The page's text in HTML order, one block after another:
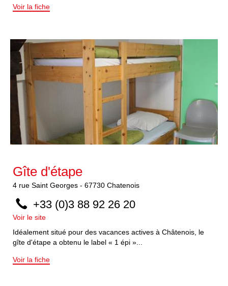
Voir la fiche
Gîte d'étape
4 rue Saint Georges - 67730 Chatenois
+33 (0)3 88 92 26 20
Voir le site
Idéalement situé pour des vacances actives à Châtenois, le
gîte d'étape a obtenu le label « 1 épi »...
Voir la fiche